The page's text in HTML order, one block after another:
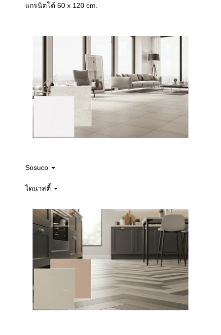
แกรนิตโต้ 60 x 120 cm.
Sosuco
ไดนาสตี้